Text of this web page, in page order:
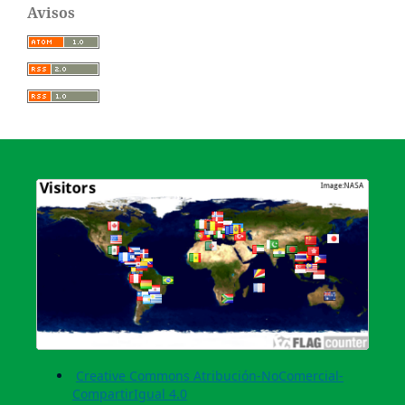
Avisos
Creative Commons Atribución-NoComercial-
CompartirIgual 4.0